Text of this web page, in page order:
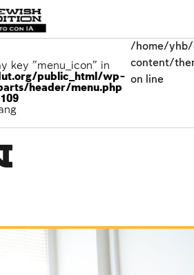
key "menu_icon" in
public_html/wp-
header/menu.php
109
/home/yhb/
content/
on line